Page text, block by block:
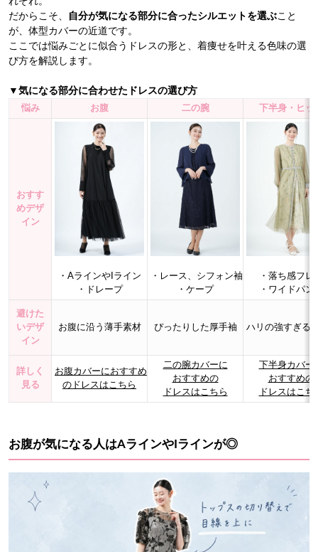
だからこそ、
自分が気になる部分に合ったシルエットを選ぶこと
が、体型カバーの近道です。
ここでは悩みごとに似合うドレスの形と、着痩せを叶える色味の選
び方を解説します。
▼気になる部分に合わせたドレスの選び方
悩み お腹 二の腕 下半身・ヒッ
おすす
めデザ
イン
・AラインやIライン
・ドレープ
・レース、シフォン袖
・ケープ
・落ち感フレ
・ワイドパン
避けた
いデザ
イン
お腹に沿う薄手素材 ぴったりした厚手袖 ハリの強すぎる
詳しく
見る
お腹カバーにおすすめ
のドレスはこちら
二の腕カバーに
おすすめの
ドレスはこちら
下半身カバー
おすすめの
ドレスはこち
お腹が気になる人はAラインやIラインが◎